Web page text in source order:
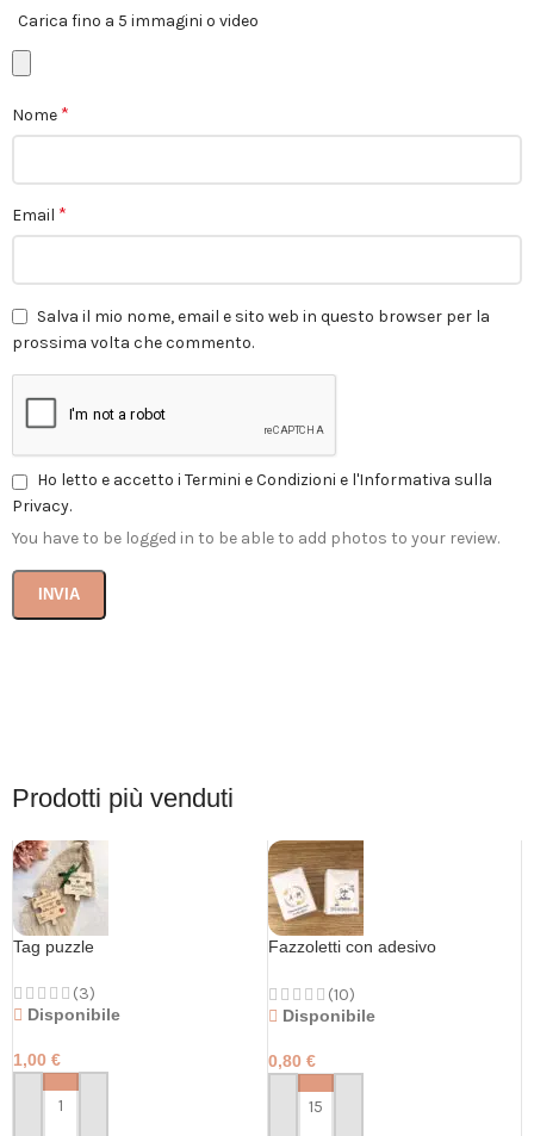
Carica fino a 5 immagini o video
Nome *
Email *
Salva il mio nome, email e sito web in questo browser per la
prossima volta che commento.
Ho letto e accetto i Termini e Condizioni e l'Informativa sulla
Privacy.
You have to be logged in to be able to add photos to your review.
Prodotti più venduti
Tag puzzle
(3)
Disponibile
1,00 €
PERSONALIZZA
Fazzoletti con adesivo
(10)
Disponibile
0,80 €
PERSONALIZZA